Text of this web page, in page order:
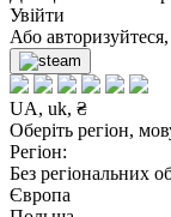
Увійти
Або
UA, uk, ₴
Оберіть регіон,
Регіон:
Без регіональних
Європа